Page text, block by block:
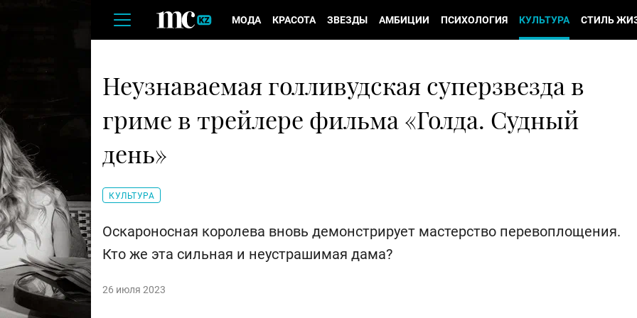
МОДА КРАСОТА ЗВЕЗДЫ АМБИЦИИ ПСИХОЛОГИЯ КУЛЬТУРА СТИЛЬ
Неузнаваемая голливудская суперзвезда в
гриме в трейлере фильма «Голда. Судный
день»
КУЛЬТУРА
Оскароносная королева вновь демонстрирует мастерство перевоплощения.
Кто же эта сильная и неустрашимая дама?
26 июля 2023